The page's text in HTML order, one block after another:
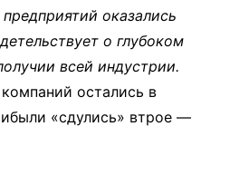
оказались
о глубоком
всей индустрии.
остались в
«сдулись» втрое —